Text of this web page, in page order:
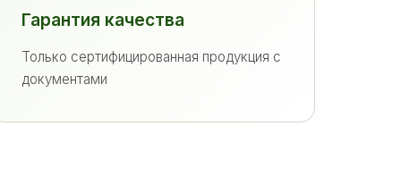
Гарантия качества
Только сертифицированная продукция с
документами